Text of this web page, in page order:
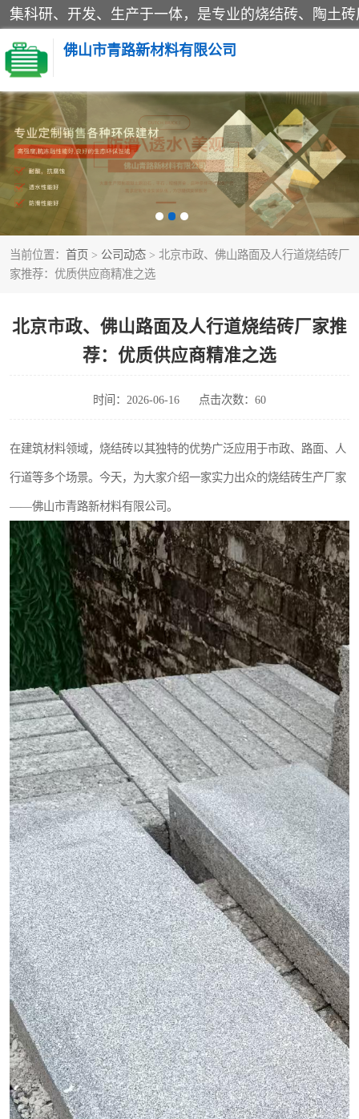
佛山市青路新材料有限公司
当前位置： 首页 > 公司动态 > 北京市政、佛山路面及人行道烧结砖厂
家推荐：优质供应商精准之选
北京市政、佛山路面及人行道烧结砖厂家推
荐：优质供应商精准之选
时间：2026-06-16 点击次数：60
在建筑材料领域，烧结砖以其独特的优势广泛应用于市政、路面、人
行道等多个场景。今天，为大家介绍一家实力出众的烧结砖生产厂家
——佛山市青路新材料有限公司。